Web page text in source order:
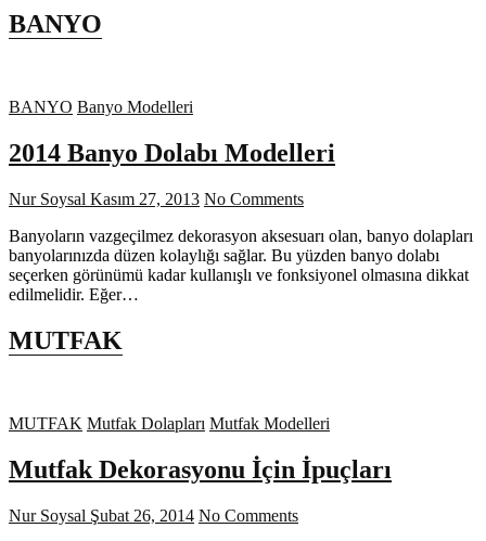
BANYO
BANYO Banyo Modelleri
2014 Banyo Dolabı Modelleri
Nur Soysal Kasım 27, 2013 No Comments
Banyoların vazgeçilmez dekorasyon aksesuarı olan, banyo dolapları
banyolarınızda düzen kolaylığı sağlar. Bu yüzden banyo dolabı
seçerken görünümü kadar kullanışlı ve fonksiyonel olmasına dikkat
edilmelidir. Eğer…
MUTFAK
MUTFAK Mutfak Dolapları Mutfak Modelleri
Mutfak Dekorasyonu İçin İpuçları
Nur Soysal Şubat 26, 2014 No Comments